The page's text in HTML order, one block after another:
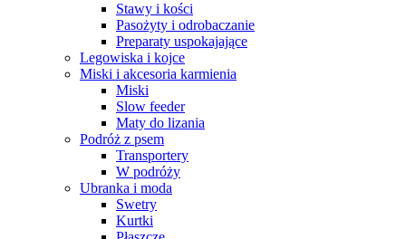
Stawy i kości
Pasożyty i odrobaczanie
Preparaty uspokajające
Legowiska i kojce
Miski i akcesoria karmienia
Miski
Slow feeder
Maty do lizania
Podróż z psem
Transportery
W podróży
Ubranka i moda
Swetry
Kurtki